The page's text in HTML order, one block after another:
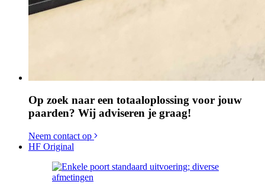
Op zoek naar een totaaloplossing voor jouw
paarden? Wij adviseren je graag!
Neem contact op
HF Original